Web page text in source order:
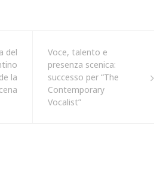
del
la
Voce, talento e
presenza scenica:
successo per “The
Contemporary
Vocalist”